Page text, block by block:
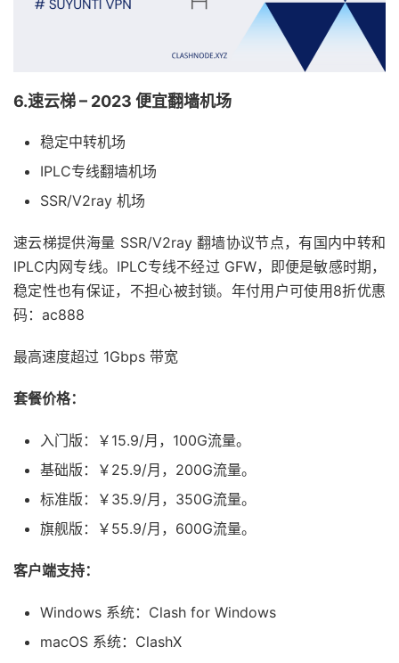
6.速云梯 – 2023 便宜翻墙机场
稳定中转机场
IPLC专线翻墙机场
SSR/V2ray 机场
速云梯提供海量 SSR/V2ray 翻墙协议节点，有国内中转和
IPLC内网专线。IPLC专线不经过 GFW，即便是敏感时期，
稳定性也有保证，不担心被封锁。年付用户可使用8折优惠
码：ac888
最高速度超过 1Gbps 带宽
套餐价格：
入门版：￥15.9/月，100G流量。
基础版：￥25.9/月，200G流量。
标准版：￥35.9/月，350G流量。
旗舰版：￥55.9/月，600G流量。
客户端支持：
Windows 系统：Clash for Windows
macOS 系统：ClashX